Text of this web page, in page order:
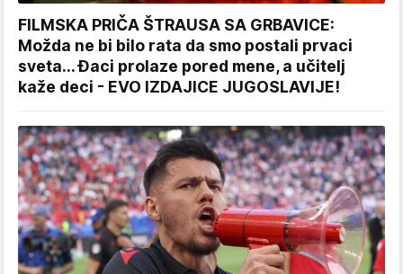
FILMSKA PRIČA ŠTRAUSA SA GRBAVICE:
Možda ne bi bilo rata da smo postali prvaci
sveta... Đaci prolaze pored mene, a učitelj
kaže deci - EVO IZDAJICE JUGOSLAVIJE!